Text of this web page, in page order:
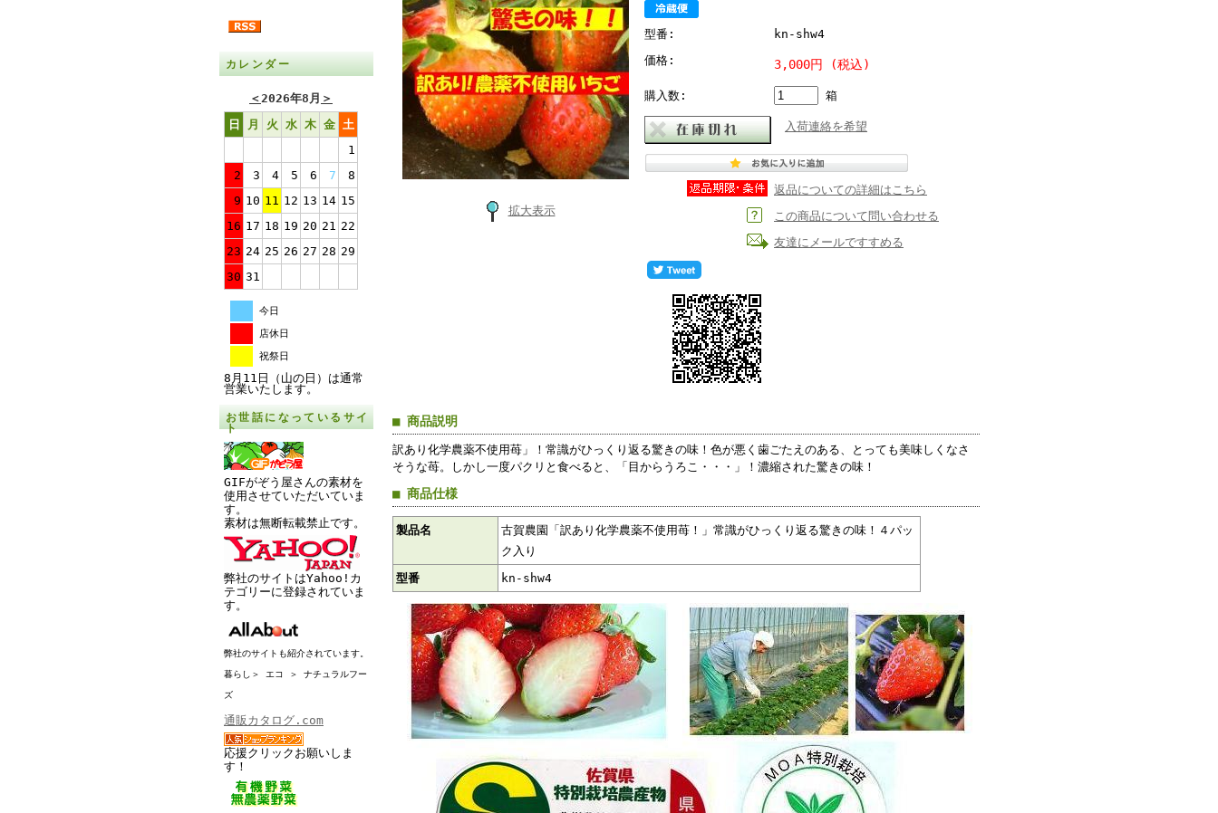
カレンダー
＜2026年8月 ＞
日
月 火 水 木 金 土
1
2
3 4 5 6 7
8
9 10 11 12 13 14 15
16 17 18 19 20 21 22
23 24 25 26 27 28 29
30 31
今日
店休日
祝祭日
8月11日（山の日）は通常
営業いたします。
お世話になっているサイ
ト
GIFがぞう屋さんの素材を
使用させていただいていま
す。
素材は無断転載禁止です。
弊社のサイトはYahoo!カ
テゴリーに登録されていま
す。
弊社のサイトも紹介されています。
暮らし＞ エコ ＞ ナチュラルフー
ズ
通販カタログ.com
応援クリックお願いしま
す！
拡大表示
型番:
kn-shw4
価格:
3,000円 (税込)
購入数: 箱
入荷連絡を希望
返品についての詳細はこちら
この商品について問い合わせる
友達にメールですすめる
■ 商品説明
訳あり化学農薬不使用苺」！常識がひっくり返る驚きの味！色が悪く歯ごたえのある、とっても美味しくなさ
そうな苺。しかし一度パクリと食べると、「目からうろこ・・・」！濃縮された驚きの味！
■ 商品仕様
製品名
古賀農園「訳あり化学農薬不使用苺！」常識がひっくり返る驚きの味！４パッ
ク入り
型番
kn-shw4